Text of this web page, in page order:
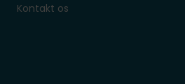
Kontakt os